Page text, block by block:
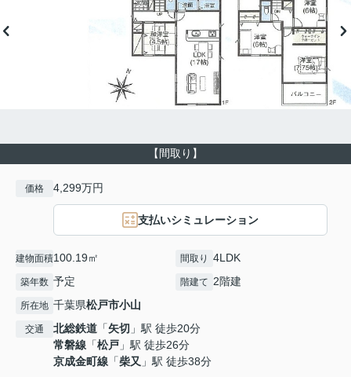
【間取り】
価格 4,299万円
支払いシミュレーション
建物面積100.19㎡ 間取り 4LDK
築年数 予定 階建て 2階建
所在地 千葉県松戸市小山
交通 北総鉄道 「矢切 」駅 徒歩20分
常磐線 「松戸 」駅 徒歩26分
京成金町線 「柴又 」駅 徒歩38分